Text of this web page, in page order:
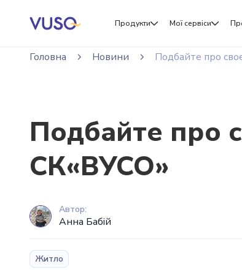
Продукти Мої сервіси
Головна Новини Подбайте про
Подбайте про
СК«ВУСО»
Автор:
Анна Бабій
Житло